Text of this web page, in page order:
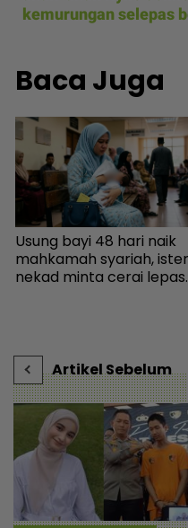
kemurungan selepas
Baca Juga
Usung bayi 48 hari naik
mahkamah syariah,
nekad minta cerai lepas
Artikel Sebelum